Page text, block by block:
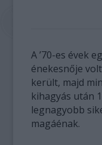
A ’70-es évek
énekesnője
került, majd
kihagyás után
legnagyobb
magáénak.